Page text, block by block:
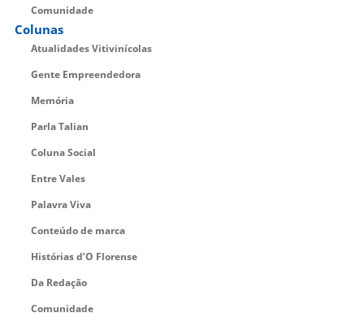
Comunidade
Colunas
Atualidades Vitivinícolas
Gente Empreendedora
Memória
Parla Talian
Coluna Social
Entre Vales
Palavra Viva
Conteúdo de marca
Histórias d’O Florense
Da Redação
Comunidade